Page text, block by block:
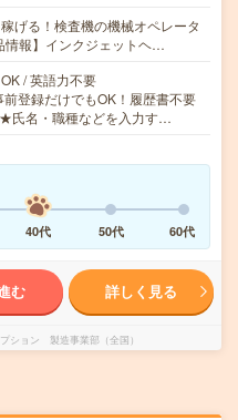
げる！検査機の機械オペレータ
情報】インクジェットヘ…
/ 英語力不要
登録だけでもOK！履歴書不要
氏名・職種などを入力す…
40代 50代 60代
む 詳しく見る
ション 製造事業部（全国）